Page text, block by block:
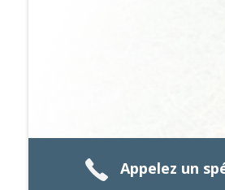
Appelez un